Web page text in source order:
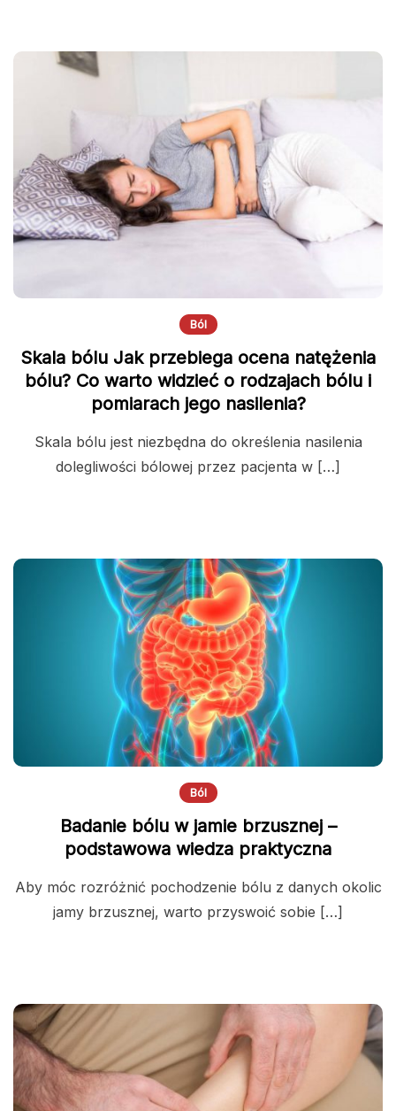
Ból
Skala bólu Jak przebiega ocena natężenia
bólu? Co warto widzieć o rodzajach bólu i
pomiarach jego nasilenia?
Skala bólu jest niezbędna do określenia nasilenia
dolegliwości bólowej przez pacjenta w […]
Ból
Badanie bólu w jamie brzusznej –
podstawowa wiedza praktyczna
Aby móc rozróżnić pochodzenie bólu z danych okolic
jamy brzusznej, warto przyswoić sobie […]